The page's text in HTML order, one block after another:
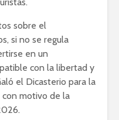
sobre el
si no se regula
en un
con la libertad y
el Dicasterio para la
con motivo de la